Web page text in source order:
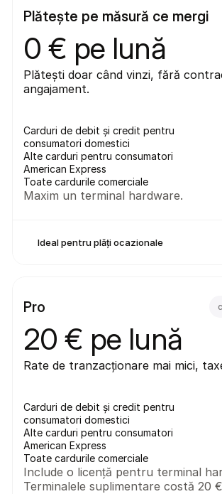
Plătește pe măsură ce mergi
0 € pe lună
Plătești doar când vinzi, fără
angajament.
Carduri de debit și credit pentru
consumatori domestici
Alte carduri pentru consumatori
American Express
Toate cardurile comerciale
Maxim un terminal hardware.
Ideal pentru plăți ocazionale
Pro
20 € pe lună
Rate de tranzacționare mai mici,
Carduri de debit și credit pentru
consumatori domestici
Alte carduri pentru consumatori
American Express
Toate cardurile comerciale
Include o licență pentru terminal
Terminalele suplimentare costă 20